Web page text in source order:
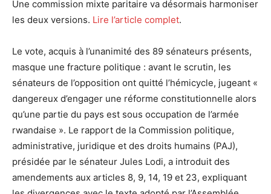
Une commission mixte paritaire va désormais harmoniser
les deux versions. Lire l’article complet.
Le vote, acquis à l’unanimité des 89 sénateurs présents,
masque une fracture politique : avant le scrutin, les
sénateurs de l’opposition ont quitté l’hémicycle, jugeant «
dangereux d’engager une réforme constitutionnelle alors
qu’une partie du pays est sous occupation de l’armée
rwandaise ». Le rapport de la Commission politique,
administrative, juridique et des droits humains (PAJ),
présidée par le sénateur Jules Lodi, a introduit des
amendements aux articles 8, 9, 14, 19 et 23, expliquant